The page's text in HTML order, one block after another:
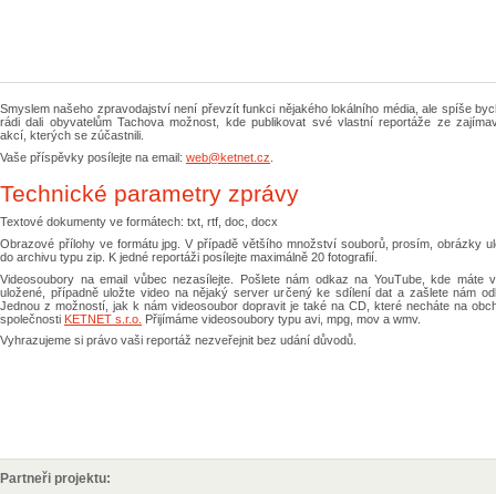
Smyslem našeho zpravodajství není převzít funkci nějakého lokálního média, ale spíše
rádi dali obyvatelům Tachova možnost, kde publikovat své vlastní reportáže ze
akcí, kterých se zúčastnili.
Vaše příspěvky posílejte na email: web@ketnet.cz
Technické parametry zprávy
Textové dokumenty ve formátech: txt, rtf, doc, docx
Obrazové přílohy ve formátu jpg. V případě většího množství souborů, prosím, obrázky
do archivu typu zip. K jedné reportáži posílejte maximálně 20 fotografií.
Videosoubory na email vůbec nezasílejte. Pošlete nám odkaz na YouTube, kde máte
uložené, případně uložte video na nějaký server určený ke sdílení dat a zašlete nám
Jednou z možností, jak k nám videosoubor dopravit je také na CD, které necháte na
společnosti KETNET s.r.o. Přijímáme videosoubory typu avi, mpg, mov a wmv.
Vyhrazujeme si právo vaši reportáž nezveřejnit bez udání důvodů.
Partneři projektu: